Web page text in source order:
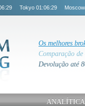
Tokyo 01:06:29 Moscow
Os melhores
Comparação
Devolução até
ANALÍTICA